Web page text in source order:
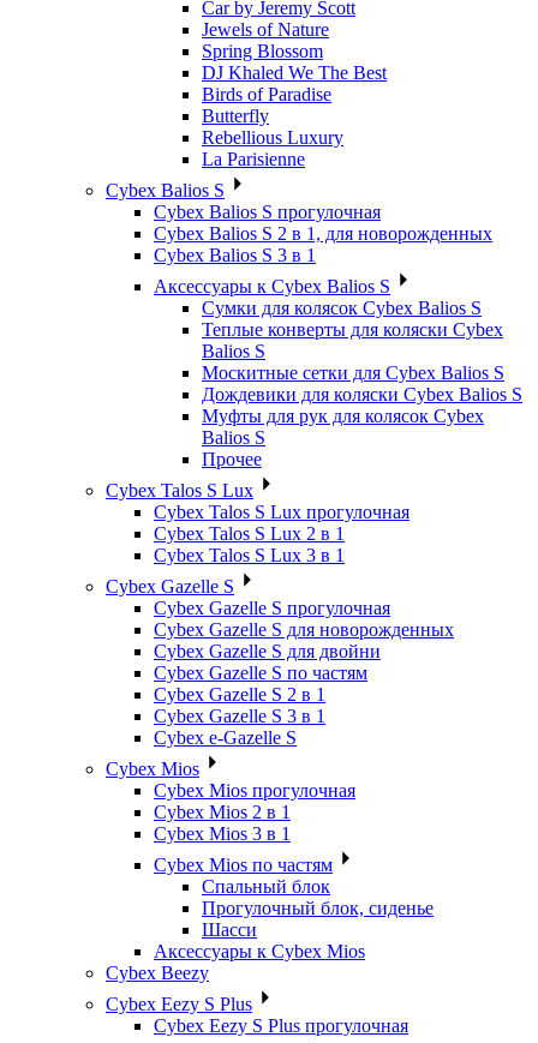
Car by Jeremy Scott
Jewels of Nature
Spring Blossom
DJ Khaled We The Best
Birds of Paradise
Butterfly
Rebellious Luxury
La Parisienne
Cybex Balios S
Cybex Balios S прогулочная
Cybex Balios S 2 в 1, для новорожденных
Cybex Balios S 3 в 1
Аксессуары к Cybex Balios S
Сумки для колясок Cybex Balios S
Теплые конверты для коляски Cybex
Balios S
Москитные сетки для Cybex Balios S
Дождевики для коляски Cybex Balios S
Муфты для рук для колясок Cybex
Balios S
Прочее
Cybex Talos S Lux
Cybex Talos S Lux прогулочная
Cybex Talos S Lux 2 в 1
Cybex Talos S Lux 3 в 1
Cybex Gazelle S
Cybex Gazelle S прогулочная
Cybex Gazelle S для новорожденных
Cybex Gazelle S для двойни
Cybex Gazelle S по частям
Cybex Gazelle S 2 в 1
Cybex Gazelle S 3 в 1
Cybex e-Gazelle S
Cybex Mios
Cybex Mios прогулочная
Cybex Mios 2 в 1
Cybex Mios 3 в 1
Cybex Mios по частям
Спальный блок
Прогулочный блок, сиденье
Шасси
Аксессуары к Cybex Mios
Cybex Beezy
Cybex Eezy S Plus
Cybex Eezy S Plus прогулочная